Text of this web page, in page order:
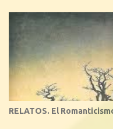
espíritus , y Retrato en
ciudad de las bestias, se
RELATOS. El